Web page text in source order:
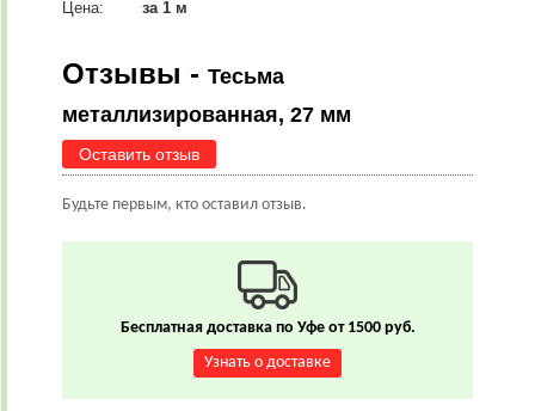
Цена: за 1 м
Отзывы - Тесьма
металлизированная, 27 мм
Оставить отзыв
Будьте первым, кто оставил отзыв.
Бесплатная доставка по Уфе от 1500 руб.
Узнать о доставке